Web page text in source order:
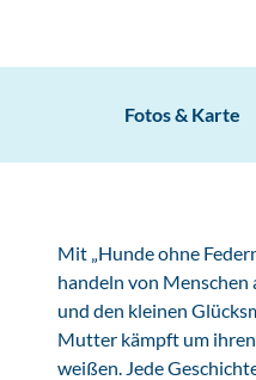
Fotos & Karte
Mit „Hunde ohne
handeln von Menschen
und den kleinen
Mutter kämpft um ihren
weißen. Jede